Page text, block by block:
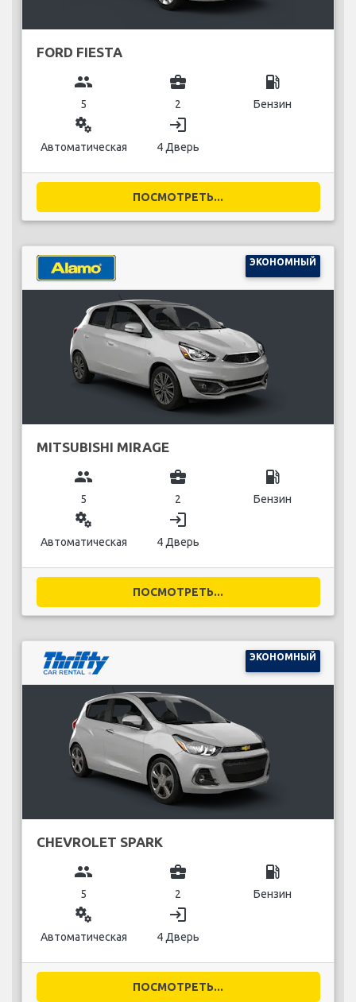
FORD FIESTA
group
5
business_center
2
local_gas_station
Бензин
miscellaneous_services
Автоматическая
login
4 Дверь
ПОСМОТРЕТЬ...
ЭКОНОМНЫЙ
MITSUBISHI MIRAGE
group
5
business_center
2
local_gas_station
Бензин
miscellaneous_services
Автоматическая
login
4 Дверь
ПОСМОТРЕТЬ...
ЭКОНОМНЫЙ
CHEVROLET SPARK
group
5
business_center
2
local_gas_station
Бензин
miscellaneous_services
Автоматическая
login
4 Дверь
ПОСМОТРЕТЬ...